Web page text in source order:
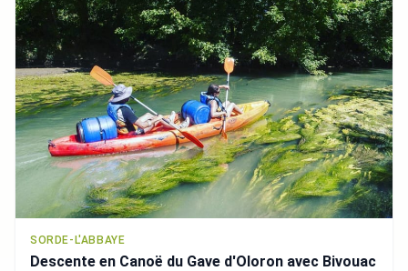
SORDE-L'ABBAYE
Descente en Canoë du Gave d'Oloron avec Bivouac